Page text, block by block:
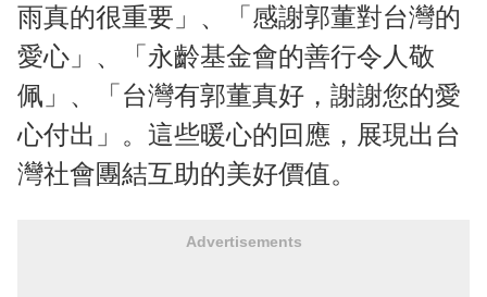
雨真的很重要」、「感謝郭董對台灣的
愛心」、「永齡基金會的善行令人敬
佩」、「台灣有郭董真好，謝謝您的愛
心付出」。這些暖心的回應，展現出台
灣社會團結互助的美好價值。
Advertisements